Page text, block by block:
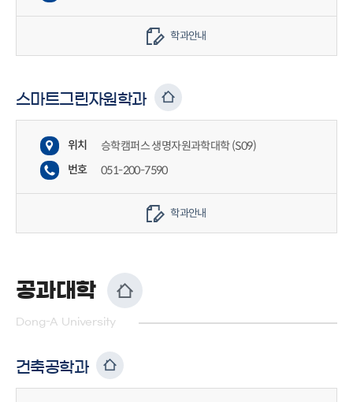
학과안내
스마트그린자원학과
위치
승학캠퍼스 생명자원과학대학 (S09)
번호
051-200-7590
학과안내
공과대학
Dong-A University
건축공학과